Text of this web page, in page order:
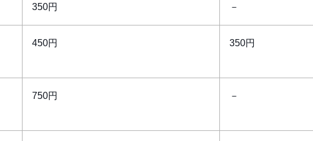
350円 －
450円 350円
750円 －